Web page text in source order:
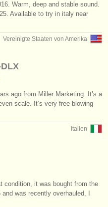
musik
bassoon reeds
accessories/cases (3)
Warm, deep and stable sound.
Available to try in italy near
Vereinigte Staaten von Amerika
ago from Miller Marketing. It’s a
scale. It’s very free blowing
Italien
condition, it was bought from the
was recently overhauled, I